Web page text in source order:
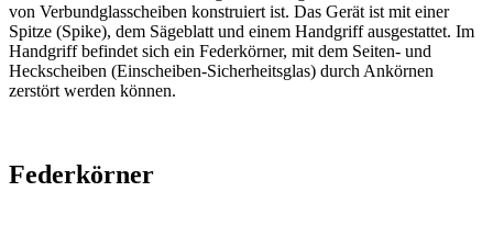
von Verbundglasscheiben konstruiert ist. Das Gerät ist mit einer
Spitze (Spike), dem Sägeblatt und einem Handgriff ausgestattet. Im
Handgriff befindet sich ein Federkörner, mit dem Seiten- und
Heckscheiben (Einscheiben-Sicherheitsglas) durch Ankörnen
zerstört werden können.
Federkörner